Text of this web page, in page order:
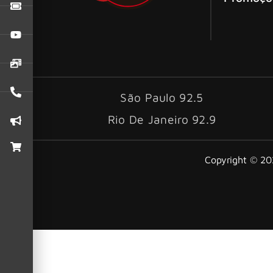
São Paulo 92.5
Rio De Janeiro 92.9
Copyright ©